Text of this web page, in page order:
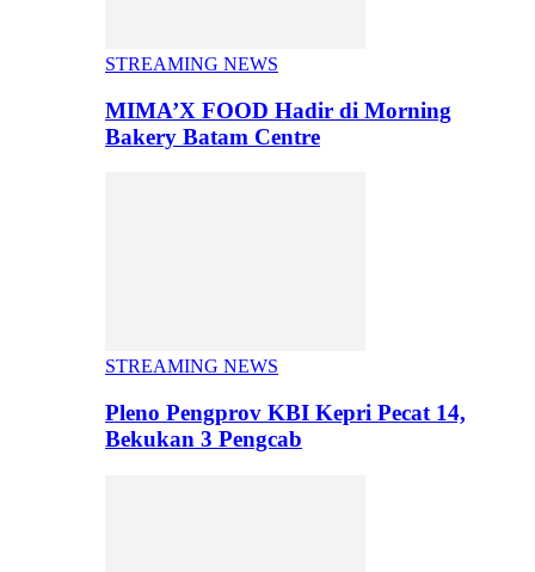
STREAMING NEWS
MIMA’X FOOD Hadir di Morning
Bakery Batam Centre
STREAMING NEWS
Pleno Pengprov KBI Kepri Pecat 14,
Bekukan 3 Pengcab